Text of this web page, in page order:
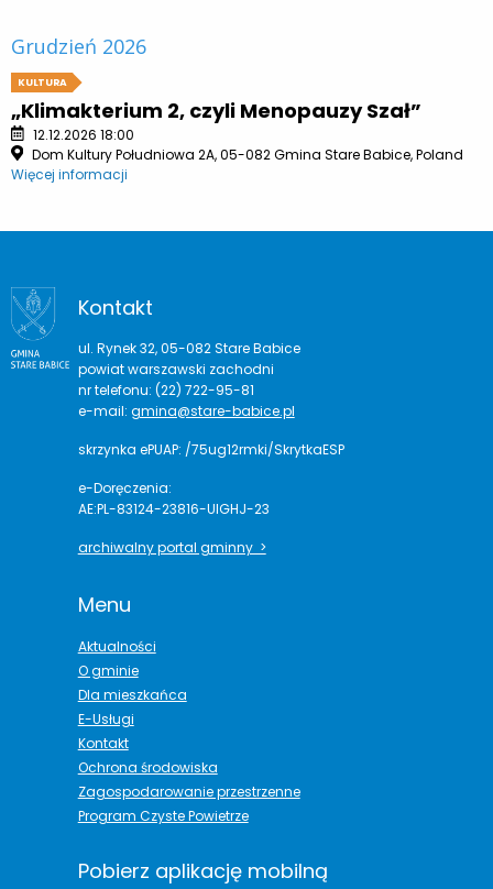
Grudzień 2026
KULTURA
„Klimakterium 2, czyli Menopauzy Szał”
12.12.2026 18:00
Dom Kultury Południowa 2A, 05-082 Gmina Stare Babice, Poland
Więcej informacji
Kontakt
ul. Rynek 32, 05-082 Stare Babice
powiat warszawski zachodni
nr telefonu: (22) 722-95-81
e-mail: gmina@stare-babice.pl
skrzynka ePUAP: /75ug12rmki/SkrytkaESP
e-Doręczenia:
AE:PL-83124-23816-UIGHJ-23
archiwalny portal gminny >
Menu
Aktualności
O gminie
Dla mieszkańca
E-Usługi
Kontakt
Ochrona środowiska
Zagospodarowanie przestrzenne
Program Czyste Powietrze
Pobierz aplikację mobilną